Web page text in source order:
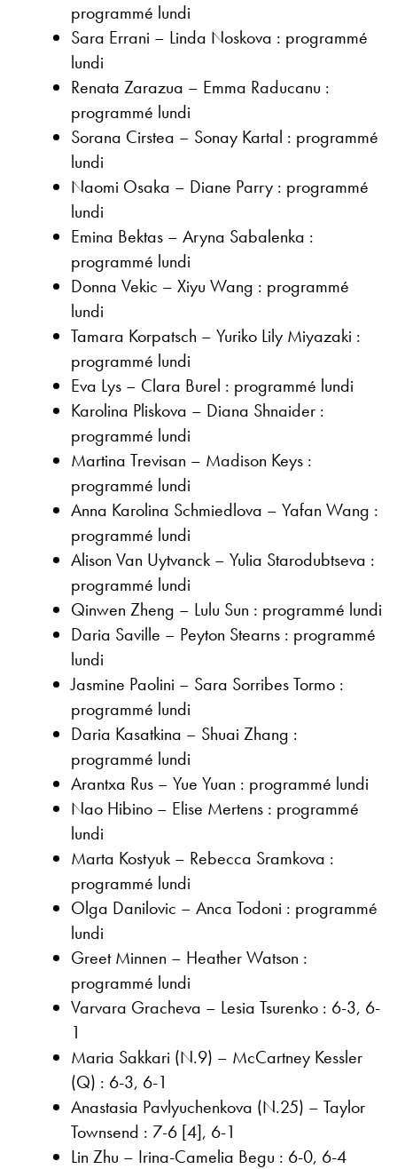
programmé lundi
Sara Errani – Linda Noskova : programmé
lundi
Renata Zarazua – Emma Raducanu :
programmé lundi
Sorana Cirstea – Sonay Kartal : programmé
lundi
Naomi Osaka – Diane Parry : programmé
lundi
Emina Bektas – Aryna Sabalenka :
programmé lundi
Donna Vekic – Xiyu Wang : programmé
lundi
Tamara Korpatsch – Yuriko Lily Miyazaki :
programmé lundi
Eva Lys – Clara Burel : programmé lundi
Karolina Pliskova – Diana Shnaider :
programmé lundi
Martina Trevisan – Madison Keys :
programmé lundi
Anna Karolina Schmiedlova – Yafan Wang :
programmé lundi
Alison Van Uytvanck – Yulia Starodubtseva :
programmé lundi
Qinwen Zheng – Lulu Sun : programmé lundi
Daria Saville – Peyton Stearns : programmé
lundi
Jasmine Paolini – Sara Sorribes Tormo :
programmé lundi
Daria Kasatkina – Shuai Zhang :
programmé lundi
Arantxa Rus – Yue Yuan : programmé lundi
Nao Hibino – Elise Mertens : programmé
lundi
Marta Kostyuk – Rebecca Sramkova :
programmé lundi
Olga Danilovic – Anca Todoni : programmé
lundi
Greet Minnen – Heather Watson :
programmé lundi
Varvara Gracheva – Lesia Tsurenko : 6-3, 6-
1
Maria Sakkari (N.9) – McCartney Kessler
(Q) : 6-3, 6-1
Anastasia Pavlyuchenkova (N.25) – Taylor
Townsend : 7-6 [4], 6-1
Lin Zhu – Irina-Camelia Begu : 6-0, 6-4